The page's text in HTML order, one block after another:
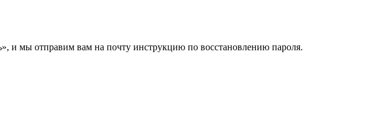
и мы отправим вам на почту инструкцию по восстановлению пароля.